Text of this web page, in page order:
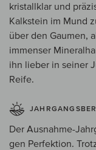
kristallklar und
Kalkstein im Mund
über den Gaumen,
immenser
ihn lieber in seiner
Reife.
Der Ausnahme-
gen Perfektion.